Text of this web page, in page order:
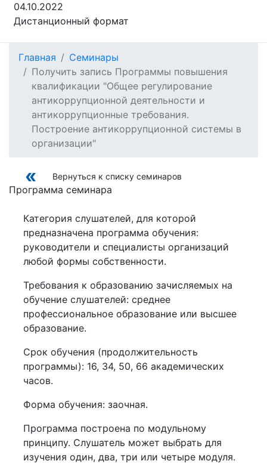
04.10.2022
Дистанционный формат
Главная
Семинары
Получить запись Программы повышения
квалификации "Общее регулирование
антикоррупционной деятельности и
антикоррупционные требования.
Построение антикоррупционной системы в
организации"
Вернуться к списку семинаров
Программа семинара
Категория слушателей, для которой
предназначена программа обучения:
руководители и специалисты организаций
любой формы собственности.
Требования к образованию зачисляемых на
обучение слушателей: среднее
профессиональное образование или высшее
образование.
Срок обучения (продолжительность
программы): 16, 34, 50, 66 академических
часов.
Форма обучения: заочная.
Программа построена по модульному
принципу. Слушатель может выбрать для
изучения один, два, три или четыре модуля.